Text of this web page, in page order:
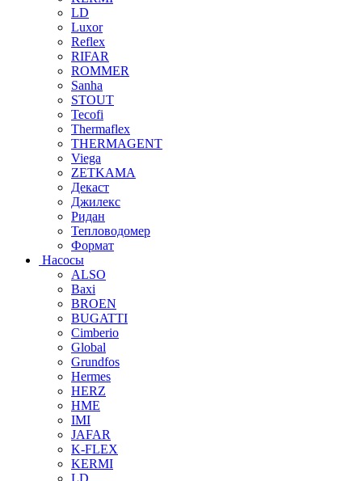
LD
Luxor
Reflex
RIFAR
ROMMER
Sanha
STOUT
Tecofi
Thermaflex
THERMAGENT
Viega
ZETKAMA
Декаст
Джилекс
Ридан
Тепловодомер
Формат
Насосы
ALSO
Baxi
BROEN
BUGATTI
Cimberio
Global
Grundfos
Hermes
HERZ
HME
IMI
JAFAR
K-FLEX
KERMI
LD